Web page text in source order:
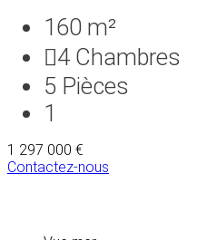
160 m²
4 Chambres
5 Pièces
1
1 297 000 €
Contactez-nous